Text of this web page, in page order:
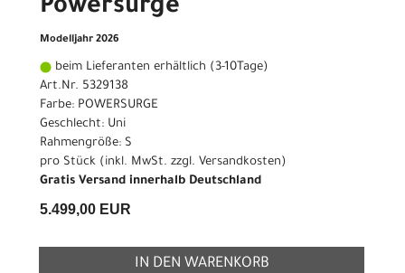
Powersurge
Modelljahr 2026
beim Lieferanten erhältlich (3-10Tage)
Art.Nr. 5329138
Farbe: POWERSURGE
Geschlecht: Uni
Rahmengröße: S
pro Stück (inkl. MwSt. zzgl. Versandkosten)
Gratis Versand innerhalb Deutschland
5.499,00 EUR
IN DEN WARENKORB